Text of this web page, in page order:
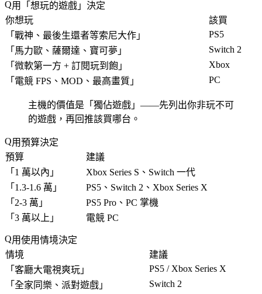
用「想玩的遊戲」決定
你想玩
該買
「 戰神、最後生還者等索尼大作 」
PS5
「 馬力歐、薩爾達、寶可夢 」
Switch 2
「 微軟第一方 + 訂閱玩到飽 」
Xbox
「 電競 FPS、MOD、最高畫質 」 PC
主機的價值是「 獨佔遊戲 」——先列出你非玩不可
的遊戲，再回推該買哪台。
用預算決定
預算
建議
「 1 萬以內 」
Xbox Series S、Switch 一代
「 1.3-1.6 萬 」
PS5、Switch 2、Xbox Series X
「 2-3 萬 」
PS5 Pro、PC 掌機
「 3 萬以上 」 電競 PC
用使用情境決定
情境
建議
「 客廳大電視爽玩 」
PS5 / Xbox Series X
「 全家同樂、派對遊戲 」 Switch 2